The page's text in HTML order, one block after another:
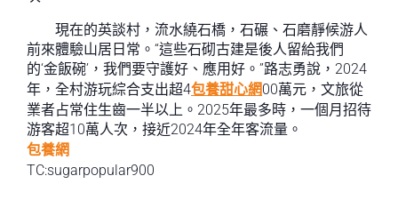
現在的英談村，流水繞石橋，石碾、石磨靜候游人
前來體驗山居日常。“這些石砌古建是後人留給我們
的‘金飯碗’，我們要守護好、應用好。”路志勇說，2024
年，全村游玩綜合支出超4包養甜心網00萬元，文旅從
業者占常住生齒一半以上。2025年最多時，一個月招待
游客超10萬人次，接近2024年全年客流量。
包養網
TC:sugarpopular900